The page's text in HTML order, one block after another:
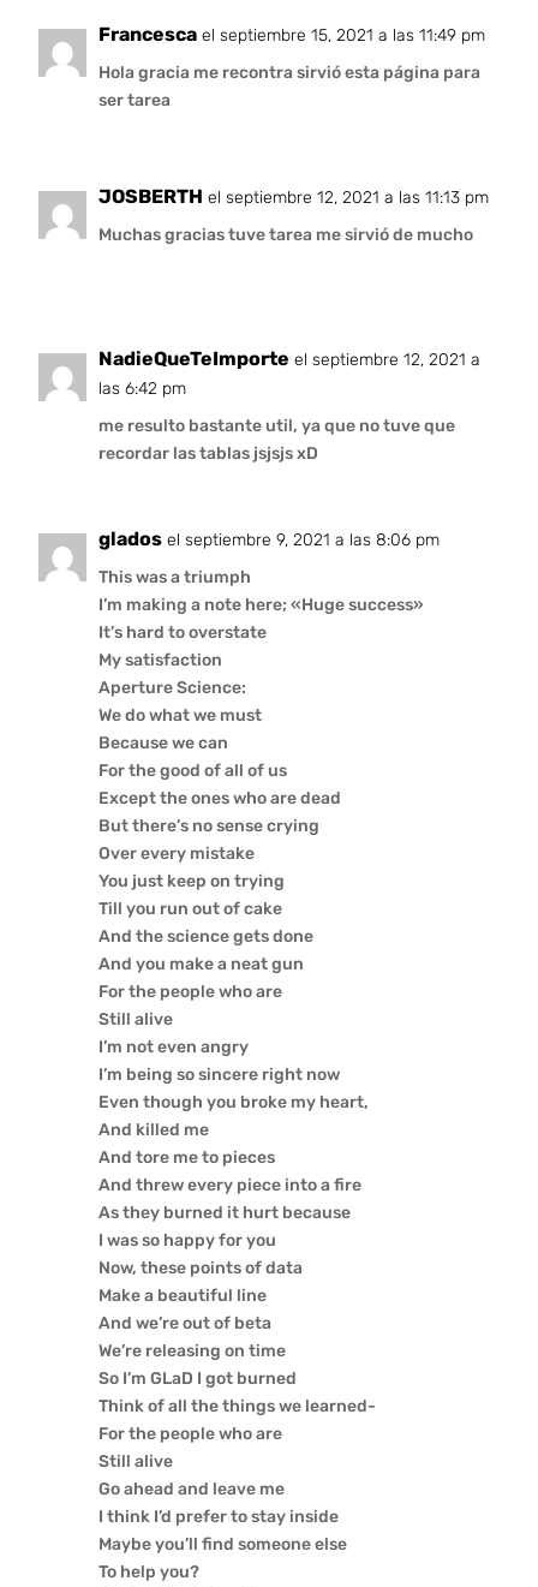
Francesca el septiembre 15, 2021 a las 11:49 pm
Hola gracia me recontra sirvió esta página para
ser tarea
JOSBERTH el septiembre 12, 2021 a las 11:13 pm
Muchas gracias tuve tarea me sirvió de mucho
NadieQueTeImporte el septiembre 12, 2021 a
las 6:42 pm
me resulto bastante util, ya que no tuve que
recordar las tablas jsjsjs xD
glados el septiembre 9, 2021 a las 8:06 pm
This was a triumph
I’m making a note here; «Huge success»
It’s hard to overstate
My satisfaction
Aperture Science:
We do what we must
Because we can
For the good of all of us
Except the ones who are dead
But there’s no sense crying
Over every mistake
You just keep on trying
Till you run out of cake
And the science gets done
And you make a neat gun
For the people who are
Still alive
I’m not even angry
I’m being so sincere right now
Even though you broke my heart,
And killed me
And tore me to pieces
And threw every piece into a fire
As they burned it hurt because
I was so happy for you
Now, these points of data
Make a beautiful line
And we’re out of beta
We’re releasing on time
So I’m GLaD I got burned
Think of all the things we learned-
For the people who are
Still alive
Go ahead and leave me
I think I’d prefer to stay inside
Maybe you’ll find someone else
To help you?